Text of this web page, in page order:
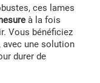
ces lames
à la fois
Vous bénéficiez
avec une solution
durer de